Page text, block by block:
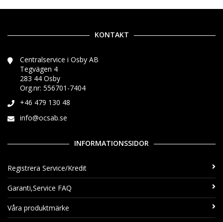
KONTAKT
Centralservice i Osby AB
Tegvägen 4
283 44 Osby
Org.nr: 556701-7404
+46 479 130 48
info@ocsab.se
INFORMATIONSSIDOR
Registrera Service/Kredit
Garanti,Service FAQ
Våra produktmärke